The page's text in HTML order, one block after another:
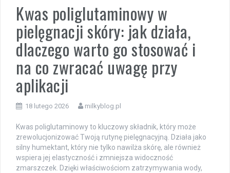
Kwas poliglutaminowy w
pielęgnacji skóry: jak działa,
dlaczego warto go stosować i
na co zwracać uwagę przy
aplikacji
18 lutego 2026 milkyblog.pl
Kwas poliglutaminowy to kluczowy składnik, który może
zrewolucjonizować Twoją rutynę pielęgnacyjną. Działa jako
silny humektant, który nie tylko nawilża skórę, ale również
wspiera jej elastyczność i zmniejsza widoczność
zmarszczek. Dzięki właściwościom zatrzymywania wody,